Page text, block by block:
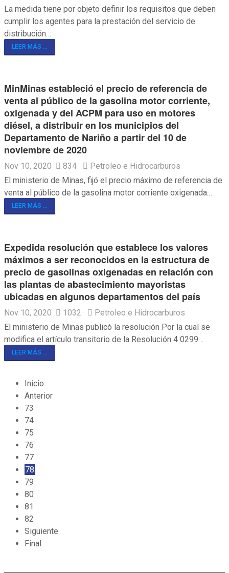
La medida tiene por objeto definir los requisitos que deben
cumplir los agentes para la prestación del servicio de
distribución…
LEER MÁS ...
MinMinas estableció el precio de referencia de
venta al público de la gasolina motor corriente,
oxigenada y del ACPM para uso en motores
diésel, a distribuir en los municipios del
Departamento de Nariño a partir del 10 de
noviembre de 2020
Nov 10, 2020 834
Petroleo e Hidrocarburos
El ministerio de Minas, fijó el precio máximo de referencia de
venta al público de la gasolina motor corriente oxigenada…
LEER MÁS ...
Expedida resolución que establece los valores
máximos a ser reconocidos en la estructura de
precio de gasolinas oxigenadas en relación con
las plantas de abastecimiento mayoristas
ubicadas en algunos departamentos del país
Nov 10, 2020 1032
Petroleo e Hidrocarburos
El ministerio de Minas publicó la resolución Por la cual se
modifica el artículo transitorio de la Resolución 4 0299…
LEER MÁS ...
Inicio
Anterior
73
74
75
76
77
78
79
80
81
82
Siguiente
Final